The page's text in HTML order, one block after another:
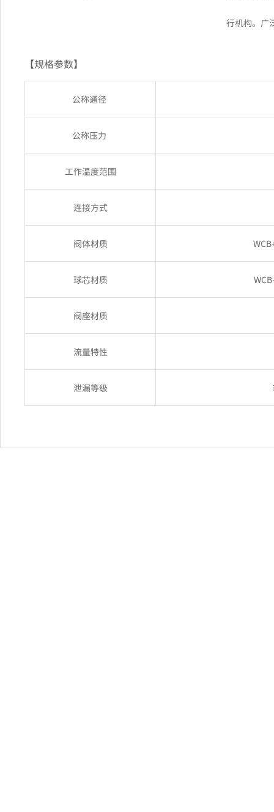
行机构。广
【规格参数】
公称通径
公称压力
工作温度范围
连接方式
阀体材质
球芯材质
阀座材质
流量特性
泄漏等级